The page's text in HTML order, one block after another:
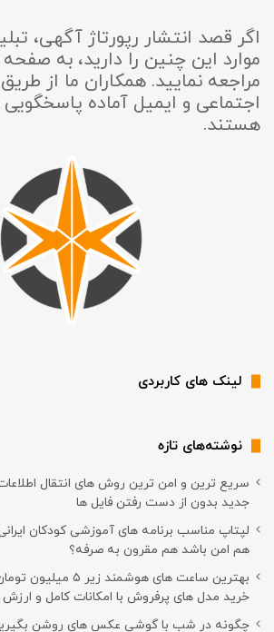
اگر قصد انتشار رپورتاژ آگهی،
موارد این چنین را دارید، به
مراجعه نمایید. همکاران ما از
اجتماعی و ایمیل آماده
هستند.
لینک های کاربردی
نوشته‌های تازه
سریع ترین و امن ترین روش های انتقال
جدید بدون از دست رفتن فایل ها
لپتاپ مناسب برنامه های آموزشی کودکان
هم امن باشد هم مقرون به صرفه؟
بهترین ساعت های هوشمند
خرید مدل های پرفروش با امکانات کامل و ارزش
چگونه در شب با گوشی عکس های روشن